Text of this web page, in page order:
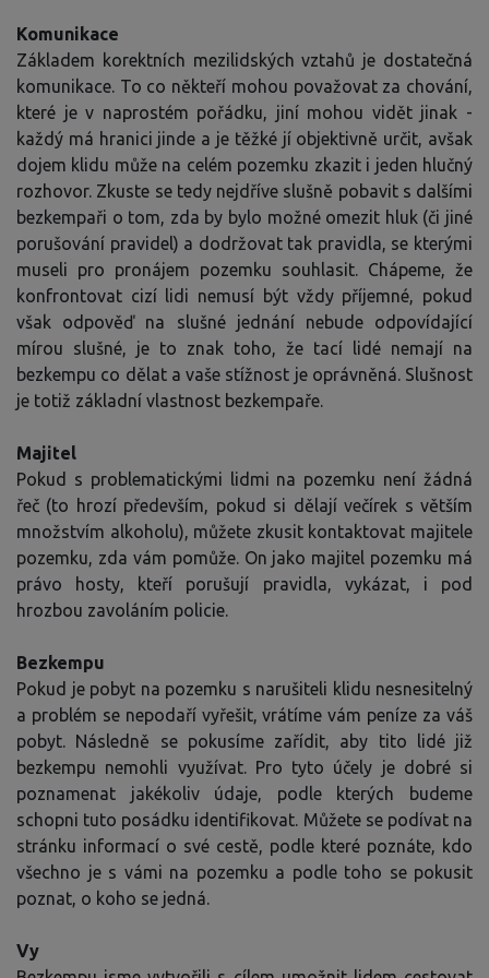
Komunikace
Základem korektních mezilidských vztahů je dostatečná
komunikace. To co někteří mohou považovat za chování,
které je v naprostém pořádku, jiní mohou vidět jinak -
každý má hranici jinde a je těžké jí objektivně určit, avšak
dojem klidu může na celém pozemku zkazit i jeden hlučný
rozhovor. Zkuste se tedy nejdříve slušně pobavit s dalšími
bezkempaři o tom, zda by bylo možné omezit hluk (či jiné
porušování pravidel) a dodržovat tak pravidla, se kterými
museli pro pronájem pozemku souhlasit. Chápeme, že
konfrontovat cizí lidi nemusí být vždy příjemné, pokud
však odpověď na slušné jednání nebude odpovídající
mírou slušné, je to znak toho, že tací lidé nemají na
bezkempu co dělat a vaše stížnost je oprávněná. Slušnost
je totiž základní vlastnost bezkempaře.
Majitel
Pokud s problematickými lidmi na pozemku není žádná
řeč (to hrozí především, pokud si dělají večírek s větším
množstvím alkoholu), můžete zkusit kontaktovat majitele
pozemku, zda vám pomůže. On jako majitel pozemku má
právo hosty, kteří porušují pravidla, vykázat, i pod
hrozbou zavoláním policie.
Bezkempu
Pokud je pobyt na pozemku s narušiteli klidu nesnesitelný
a problém se nepodaří vyřešit, vrátíme vám peníze za váš
pobyt. Následně se pokusíme zařídit, aby tito lidé již
bezkempu nemohli využívat. Pro tyto účely je dobré si
poznamenat jakékoliv údaje, podle kterých budeme
schopni tuto posádku identifikovat. Můžete se podívat na
stránku informací o své cestě, podle které poznáte, kdo
všechno je s vámi na pozemku a podle toho se pokusit
poznat, o koho se jedná.
Vy